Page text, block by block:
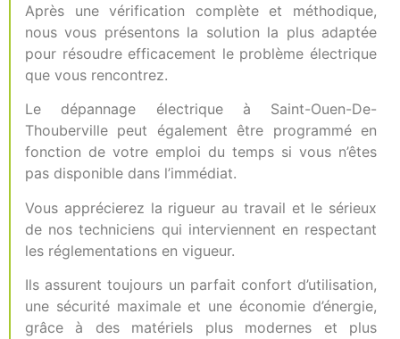
Après une vérification complète et méthodique,
nous vous présentons la solution la plus adaptée
pour résoudre efficacement le problème électrique
que vous rencontrez.
Le dépannage électrique à Saint-Ouen-De-
Thouberville peut également être programmé en
fonction de votre emploi du temps si vous n’êtes
pas disponible dans l’immédiat.
Vous apprécierez la rigueur au travail et le sérieux
de nos techniciens qui interviennent en respectant
les réglementations en vigueur.
Ils assurent toujours un parfait confort d’utilisation,
une sécurité maximale et une économie d’énergie,
grâce à des matériels plus modernes et plus